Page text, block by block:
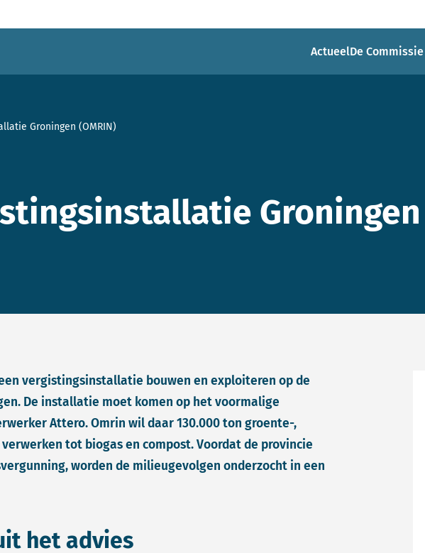
ActueelDe
Groningen (OMRIN)
Groningen
vergistingsinstallatie bouwen en exploiteren op de
De installatie moet komen op het voormalige
Attero. Omrin wil daar 130.000 ton groente-,
tot biogas en compost. Voordat de provincie
worden de milieugevolgen onderzocht in een
het advies